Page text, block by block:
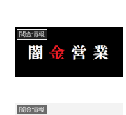
闇金情報
闇金情報